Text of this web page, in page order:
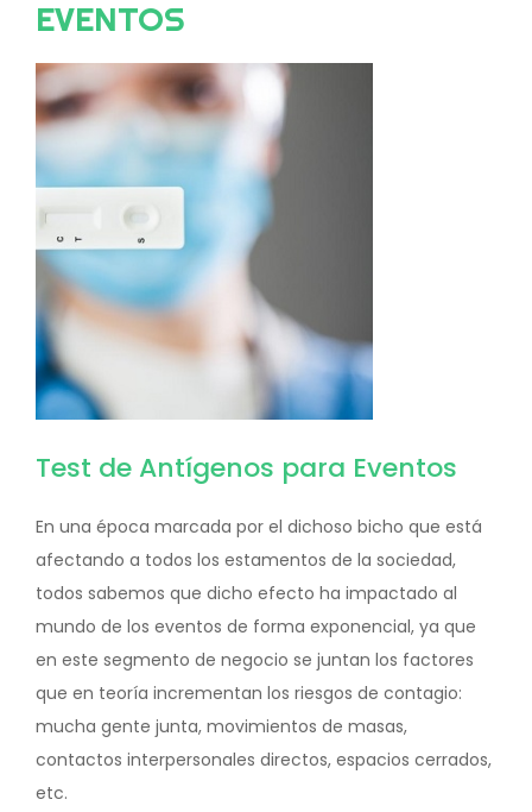
EVENTOS
Image
Test de Antígenos para Eventos
En una época marcada por el dichoso bicho que está
afectando a todos los estamentos de la sociedad,
todos sabemos que dicho efecto ha impactado al
mundo de los eventos de forma exponencial, ya que
en este segmento de negocio se juntan los factores
que en teoría incrementan los riesgos de contagio:
mucha gente junta, movimientos de masas,
contactos interpersonales directos, espacios cerrados,
etc.